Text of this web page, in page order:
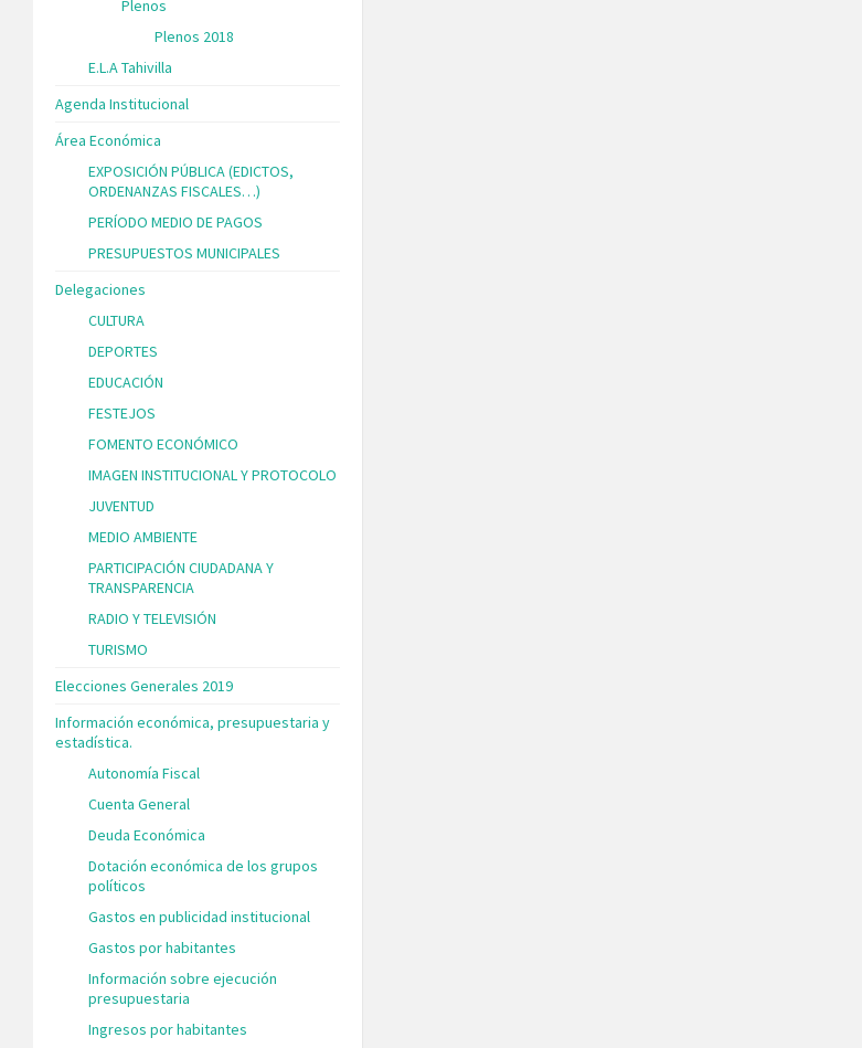
Plenos
Plenos 2018
E.L.A Tahivilla
Agenda Institucional
Área Económica
EXPOSICIÓN PÚBLICA (EDICTOS,
ORDENANZAS FISCALES…)
PERÍODO MEDIO DE PAGOS
PRESUPUESTOS MUNICIPALES
Delegaciones
CULTURA
DEPORTES
EDUCACIÓN
FESTEJOS
FOMENTO ECONÓMICO
IMAGEN INSTITUCIONAL Y PROTOCOLO
JUVENTUD
MEDIO AMBIENTE
PARTICIPACIÓN CIUDADANA Y
TRANSPARENCIA
RADIO Y TELEVISIÓN
TURISMO
Elecciones Generales 2019
Información económica, presupuestaria y
estadística.
Autonomía Fiscal
Cuenta General
Deuda Económica
Dotación económica de los grupos
políticos
Gastos en publicidad institucional
Gastos por habitantes
Información sobre ejecución
presupuestaria
Ingresos por habitantes